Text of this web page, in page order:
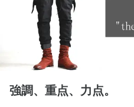
強調、重点、力点。